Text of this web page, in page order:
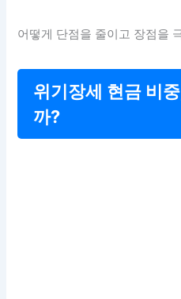
어떻게 단점을 줄이고 장점을
위기장세 현금 비
까?